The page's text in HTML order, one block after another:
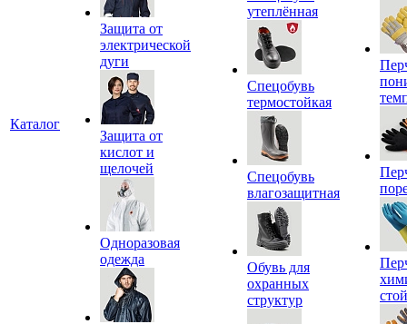
Каталог
Защита от
электрической
дуги
Защита от
кислот и
щелочей
Одноразовая
одежда
утеплённая
Спецобувь
термостойкая
Спецобувь
влагозащитная
Обувь для
охранных
структур